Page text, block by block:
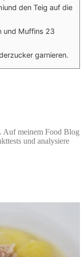
den Teig auf die
und Muffins 23
garnieren.
Auf meinem Food Blog
und analysiere